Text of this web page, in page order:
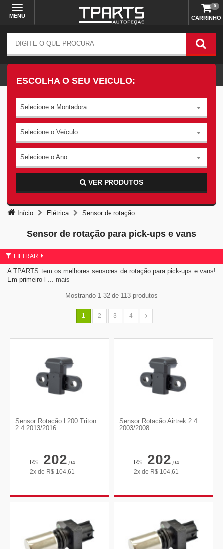
MENU CARRINHO
0
ESCOLHA O SEU VEICULO:
Selecione a Montadora
Selecione o Veículo
Selecione o Ano
VER PRODUTOS
Início Elétrica Sensor de rotação
Sensor de rotação para pick-ups e vans
FILTRAR
A TPARTS tem os melhores sensores de rotação para pick-ups e vans!
Em primeiro l ... mais
Mostrando 1-32 de 113 produtos
1 2 3 4
Sensor Rotacão L200 Triton
2.4 2013/2016
R$ 202,94
2x de R$ 104,61
Sensor Rotacão Airtrek 2.4
2003/2008
R$ 202,94
2x de R$ 104,61